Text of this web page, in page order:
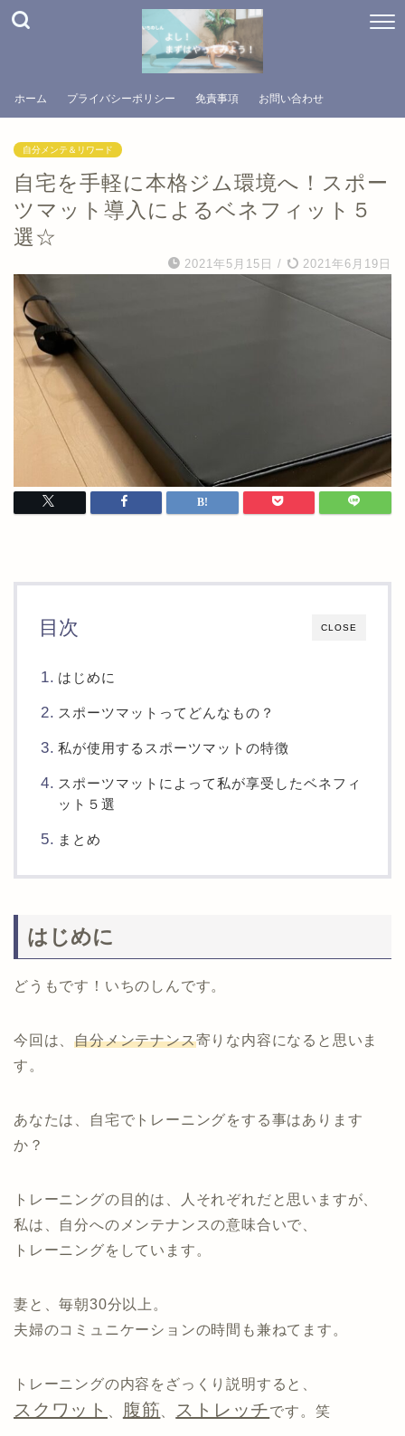
ホーム プライバシーポリシー 免責事項 お問い合わせ
自分メンテ＆リワード
自宅を手軽に本格ジム環境へ！スポー
ツマット導入によるベネフィット５
選☆
2021年5月15日 / 2021年6月19日
CLOSE
目次
はじめに
スポーツマットってどんなもの？
私が使用するスポーツマットの特徴
スポーツマットによって私が享受したベネフィ
ット５選
まとめ
はじめに
どうもです！いちのしんです。
今回は、自分メンテナンス寄りな内容になると思いま
す。
あなたは、自宅でトレーニングをする事はあります
か？
トレーニングの目的は、人それぞれだと思いますが、
私は、自分へのメンテナンスの意味合いで、
トレーニングをしています。
妻と、毎朝30分以上。
夫婦のコミュニケーションの時間も兼ねてます。
トレーニングの内容をざっくり説明すると、
スクワット 腹筋 ストレッチです。笑